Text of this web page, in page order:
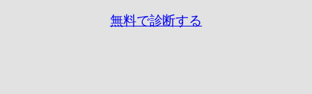
無料で診断する